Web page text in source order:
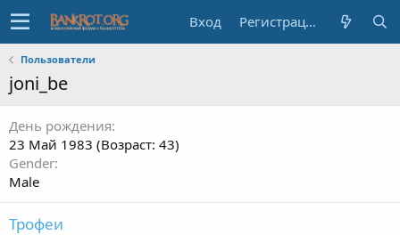
Вход Регистрация
Пользователи
joni_be
День рождения
23 Май 1983 (Возраст: 43)
Gender
Male
Трофеи